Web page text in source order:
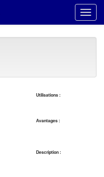
Utilisations :
Avantages :
Description :